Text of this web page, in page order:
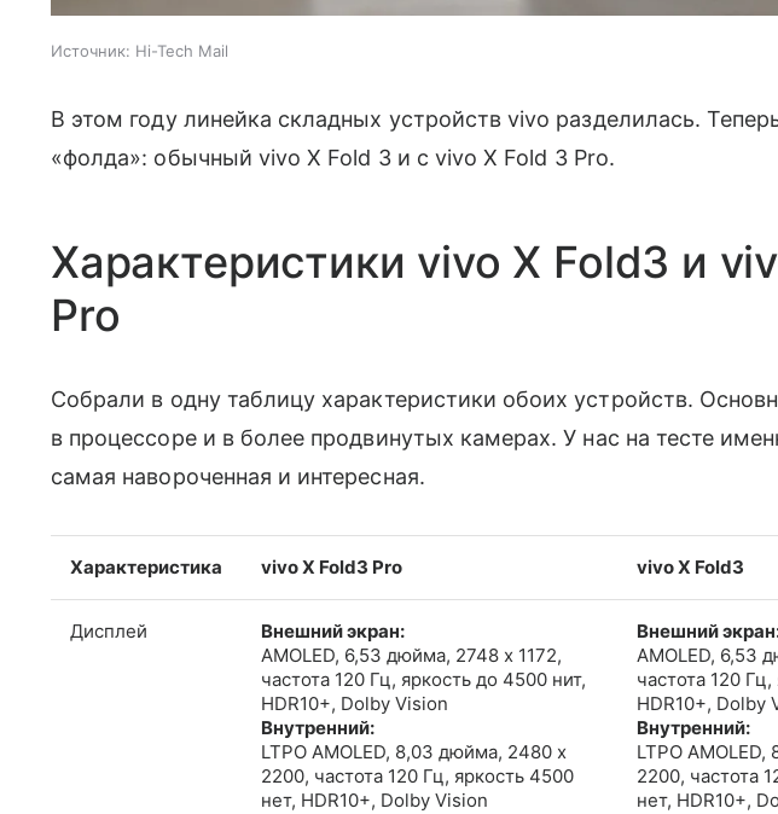
Источник: Hi-Tech Mail
В этом году линейка складных устройств vivo разделилась.
«фолда»: обычный vivo X Fold 3 и с vivo X Fold 3 Pro.
Характеристики vivo X Fold3 и
Pro
Собрали в одну таблицу характеристики обоих устройств.
в процессоре и в более продвинутых камерах. У нас на тесте
самая навороченная и интересная.
Характеристика vivo X Fold3 Pro vivo X Fold3
Дисплей
Внешний экран:
AMOLED, 6,53 дюйма, 2748 x 1172,
частота 120 Гц, яркость до 4500 нит,
HDR10+, Dolby Vision
Внутренний:
LTPO AMOLED, 8,03 дюйма, 2480 x
2200, частота 120 Гц, яркость 4500
нет, HDR10+, Dolby Vision
Внешний
AMOLED, 6,53
частота 120
HDR10+, Dolby
Внутренний:
LTPO
2200, частота
нет, HDR10+,